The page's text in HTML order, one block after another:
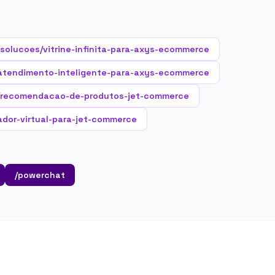
vitrine-infinita-para-axys-ecommerce
inteligente-para-axys-ecommerce
de-produtos-jet-commerce
virtual-para-jet-commerce
/powerchat